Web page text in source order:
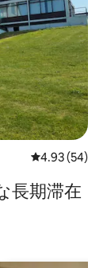
レビュー54
4.93 (54)
長⁠期⁠滞⁠在